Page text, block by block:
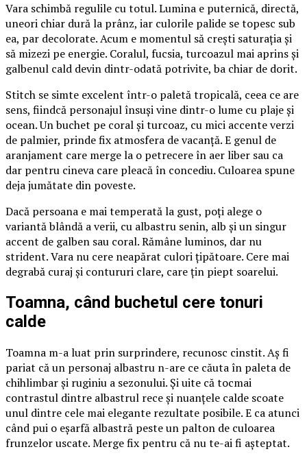
Vara schimbă regulile cu totul. Lumina e puternică, directă,
uneori chiar dură la prânz, iar culorile palide se topesc sub
ea, par decolorate. Acum e momentul să crești saturația și
să mizezi pe energie. Coralul, fucsia, turcoazul mai aprins și
galbenul cald devin dintr-odată potrivite, ba chiar de dorit.
Stitch se simte excelent într-o paletă tropicală, ceea ce are
sens, fiindcă personajul însuși vine dintr-o lume cu plaje și
ocean. Un buchet pe coral și turcoaz, cu mici accente verzi
de palmier, prinde fix atmosfera de vacanță. E genul de
aranjament care merge la o petrecere în aer liber sau ca
dar pentru cineva care pleacă în concediu. Culoarea spune
deja jumătate din poveste.
Dacă persoana e mai temperată la gust, poți alege o
variantă blândă a verii, cu albastru senin, alb și un singur
accent de galben sau coral. Rămâne luminos, dar nu
strident. Vara nu cere neapărat culori țipătoare. Cere mai
degrabă curaj și contururi clare, care țin piept soarelui.
Toamna, când buchetul cere tonuri
calde
Toamna m-a luat prin surprindere, recunosc cinstit. Aș fi
pariat că un personaj albastru n-are ce căuta în paleta de
chihlimbar și ruginiu a sezonului. Și uite că tocmai
contrastul dintre albastrul rece și nuanțele calde scoate
unul dintre cele mai elegante rezultate posibile. E ca atunci
când pui o eșarfă albastră peste un palton de culoarea
frunzelor uscate. Merge fix pentru că nu te-ai fi așteptat.